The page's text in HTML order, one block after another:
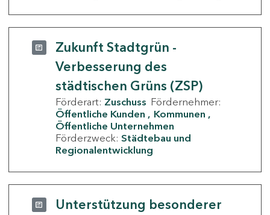
Zukunft Stadtgrün -
Verbesserung des
städtischen Grüns (ZSP)
Förderart: Zuschuss Fördernehmer:
Öffentliche Kunden
Kommunen
Öffentliche Unternehmen
Förderzweck: Städtebau und
Regionalentwicklung
Unterstützung besonderer